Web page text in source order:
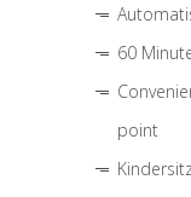
60
point